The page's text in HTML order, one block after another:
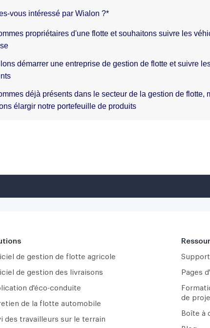
de gestion de flotte agricole
de gestion des livraisons
d'éco-conduite
de la flotte automobile
des travailleurs sur le terrain
Pages
de
Boîte à